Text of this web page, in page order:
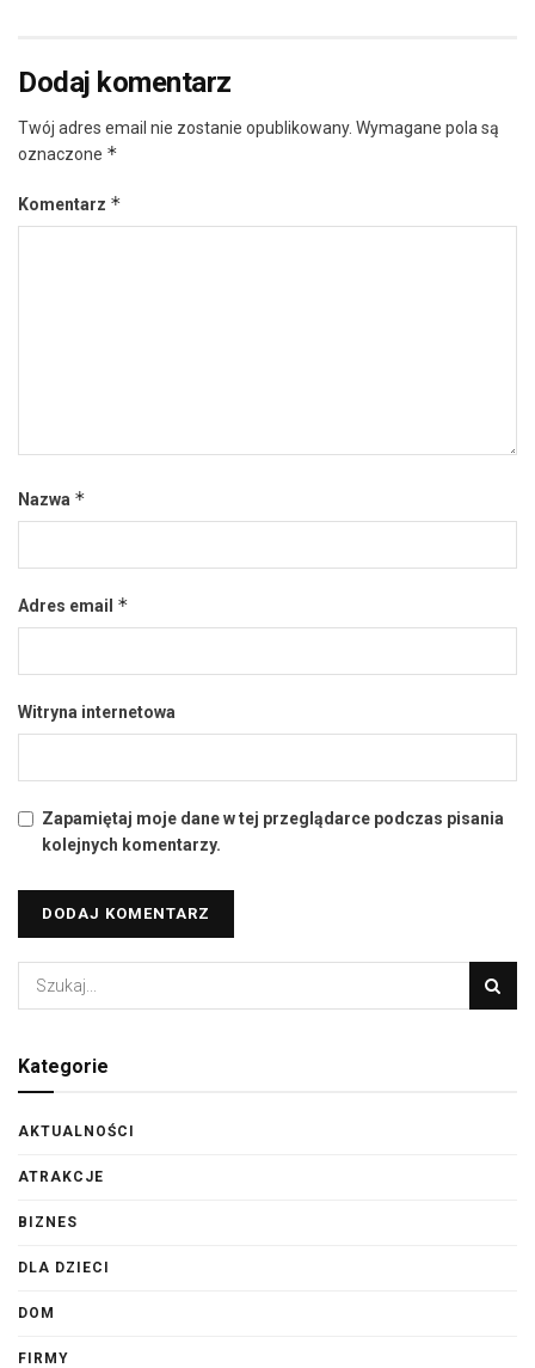
Dodaj komentarz
Twój adres email nie zostanie opublikowany. Wymagane pola są
oznaczone *
Komentarz *
Nazwa *
Adres email *
Witryna internetowa
Zapamiętaj moje dane w tej przeglądarce podczas pisania
kolejnych komentarzy.
Kategorie
AKTUALNOŚCI
ATRAKCJE
BIZNES
DLA DZIECI
DOM
FIRMY